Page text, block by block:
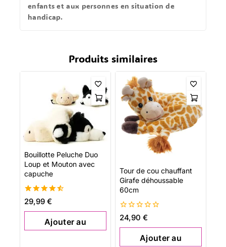
enfants et aux personnes en situation de
handicap.
Produits similaires
Bouillotte Peluche Duo
Loup et Mouton avec
capuche
4.54
de 5
29,99 €
Ajouter au
Tour de cou chauffant
Girafe déhoussable
60cm
0
24,90 €
Ajouter au